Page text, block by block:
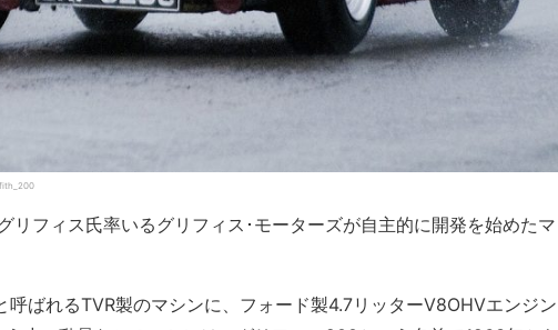
リフィス氏率いるグリフィス･モーターズが自主的に開発を始めたマ
呼ばれるTVR製のマシンに、フォード製4.7リッターV8OHVエンジン